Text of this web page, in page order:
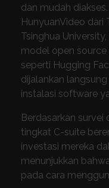
dan mudah
HunyuanVideo dari
Tsinghua
model open
seperti Hugging
dijalankan
instalasi software
Berdasarkan survei
tingkat C-suite
investasi mereka
menunjukkan
pada cara